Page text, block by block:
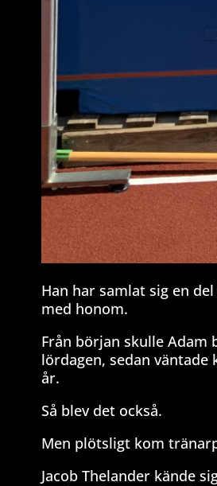
Han har samlat sig en
med honom.
Från början skulle
lördagen, sedan
år.
Så blev det också.
Men plötsligt kom
Jacob Thelander kände